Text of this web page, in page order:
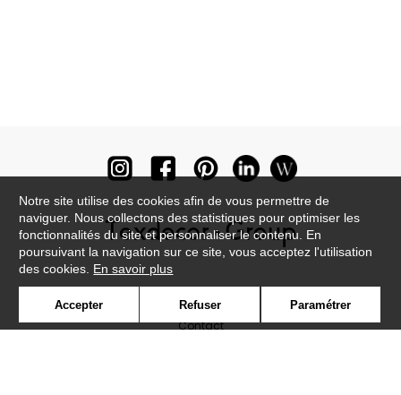
Contact
Notre site utilise des cookies afin de vous permettre de
naviguer. Nous collectons des statistiques pour optimiser les
fonctionnalités du site et personnaliser le contenu. En
poursuivant la navigation sur ce site, vous acceptez l'utilisation
des cookies. En savoir plus
Accepter Refuser Paramétrer